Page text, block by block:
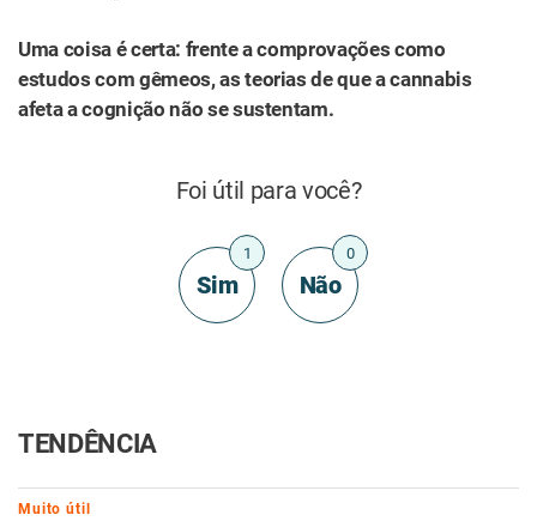
Uma coisa é certa: frente a comprovações como
estudos com gêmeos, as teorias de que a cannabis
afeta a cognição não se sustentam.
Foi útil para você?
Sim
1
Não
0
TENDÊNCIA
Muito útil